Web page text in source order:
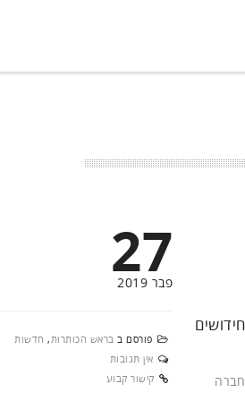
27
פבר 2019
פורסם ב בראש הכותרות, חדשות
אין תגובות
קישור קבוע